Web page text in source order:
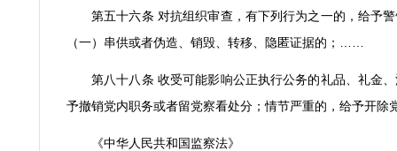
第五十六条 对抗组织审查，有下列行为之一的，给予
（一）串供或者伪造、销毁、转移、隐匿证据的；
第八十八条 收受可能影响公正执行公务的礼品、礼金
予撤销党内职务或者留党察看处分；情节严重的，给予开除
《中华人民共和国监察法》